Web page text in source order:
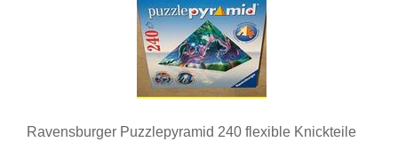
Ravensburger Puzzlepyramid 240 flexible Knickteile